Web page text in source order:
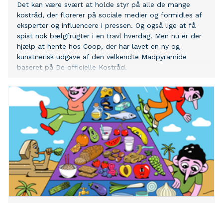
Det kan være svært at holde styr på alle de mange
kostråd, der florerer på sociale medier og formidles af
eksperter og influencere i pressen. Og også lige at få
spist nok bælgfrugter i en travl hverdag. Men nu er der
hjælp at hente hos Coop, der har lavet en ny og
kunstnerisk udgave af den velkendte Madpyramide
baseret på De officielle Kostråd.